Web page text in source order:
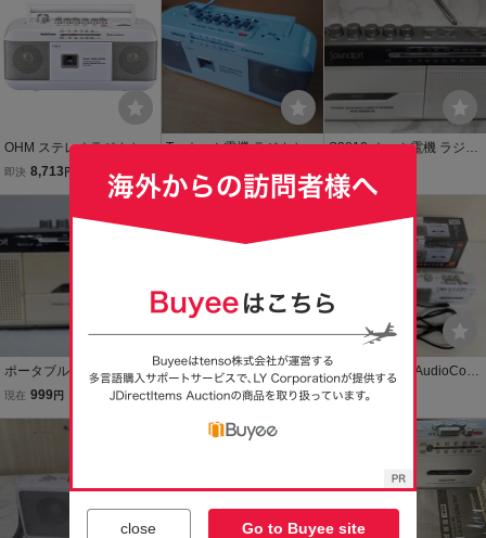
OHM ステレオラジカセ R
CS-351Z 07-8379
即決 8,713 円
T■ オーム電機 ラジカセ
現在 500
S3813 オーム電機 ラジカ
ラジオ カセットレコーダ
電○ 詳細本文参照 現状品
現在
ポータブルカセットデッ
キ RCS-S786K-W AM/F
プレコーダー 単3電池四
現在 999 円
S4021 AudioComm ラジ
カセ/RCS-331Z/FM/AMラ
ポータブルプレーヤー/オ
現在 1,500円
T[宅60］6536 AudioCom
m ラジオ カセットレコー
易動作確認済み ラジカセ
ポータブルラジオ オーム
現在 1,100
送料無料
close Go to Buyee site